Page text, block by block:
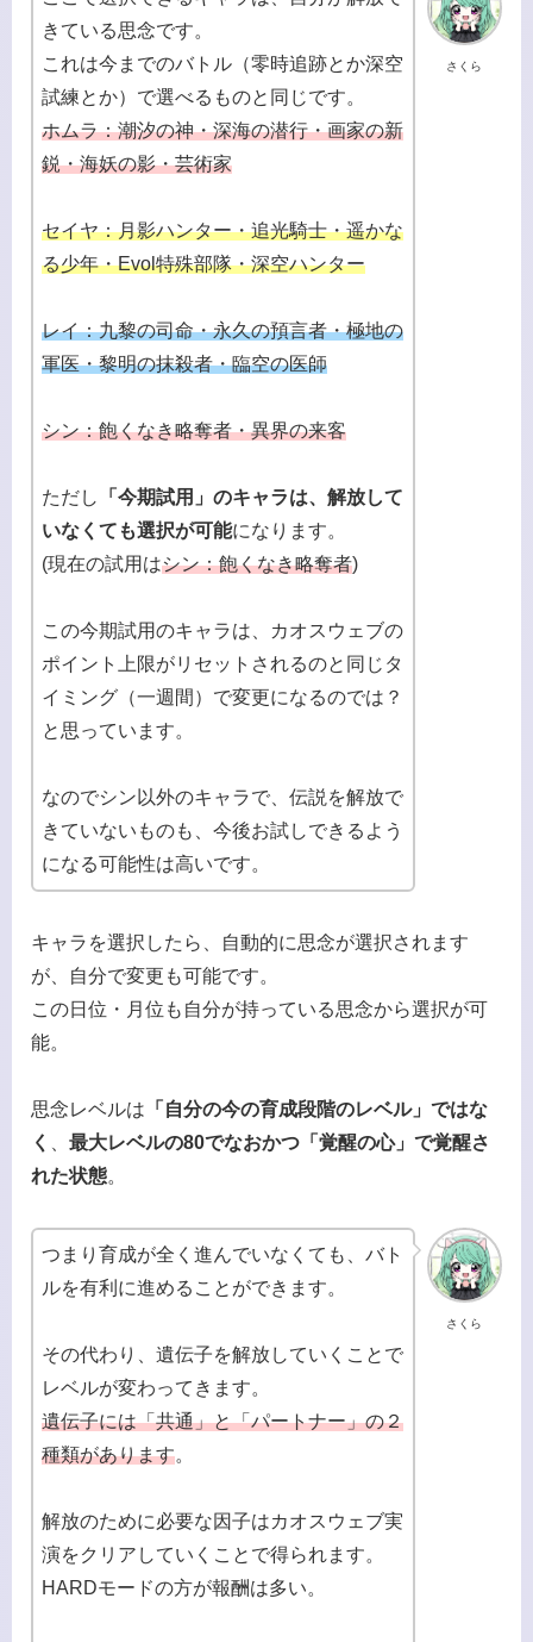
さくら
きている思念です。
これは今までのバトル（零時追跡とか深空
試練とか）で選べるものと同じです。
ホムラ：潮汐の神・深海の潜行・画家の新
鋭・海妖の影・芸術家
セイヤ：月影ハンター・追光騎士・遥かな
る少年・Evol特殊部隊・深空ハンター
レイ：九黎の司命・永久の預言者・極地の
軍医・黎明の抹殺者・臨空の医師
シン：飽くなき略奪者・異界の来客
ただし
「今期試用」のキャラは、解放して
いなくても選択が可能になります。
(現在の試用はシン：飽くなき略奪者)
この今期試用のキャラは、カオスウェブの
ポイント上限がリセットされるのと同じタ
イミング（一週間）で変更になるのでは？
と思っています。
なのでシン以外のキャラで、伝説を解放で
きていないものも、今後お試しできるよう
になる可能性は高いです。
キャラを選択したら、自動的に思念が選択されます
が、自分で変更も可能です。
この日位・月位も自分が持っている思念から選択が可
能。
思念レベルは 「自分の今の育成段階のレベル」ではな
く
最大レベルの80でなおかつ「覚醒の心」で覚醒さ
れた状態。
さくら
つまり育成が全く進んでいなくても、バト
ルを有利に進めることができます。
その代わり、遺伝子を解放していくことで
レベルが変わってきます。
遺伝子には「共通」と「パートナー」の２
種類があります。
解放のために必要な因子はカオスウェブ実
演をクリアしていくことで得られます。
HARDモードの方が報酬は多い。